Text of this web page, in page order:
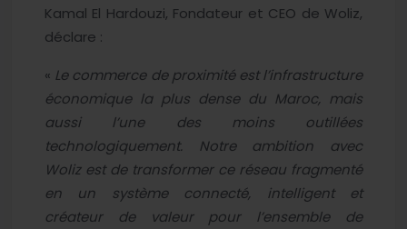
Kamal El Hardouzi, Fondateur et CEO de Woliz,
déclare :
« Le commerce de proximité est l’infrastructure
économique la plus dense du Maroc, mais
aussi l’une des moins outillées
technologiquement. Notre ambition avec
Woliz est de transformer ce réseau fragmenté
en un système connecté, intelligent et
créateur de valeur pour l’ensemble de